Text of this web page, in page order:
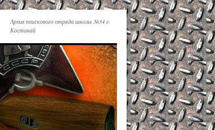
Архив поискового отряда школы №34 г.
Костанай